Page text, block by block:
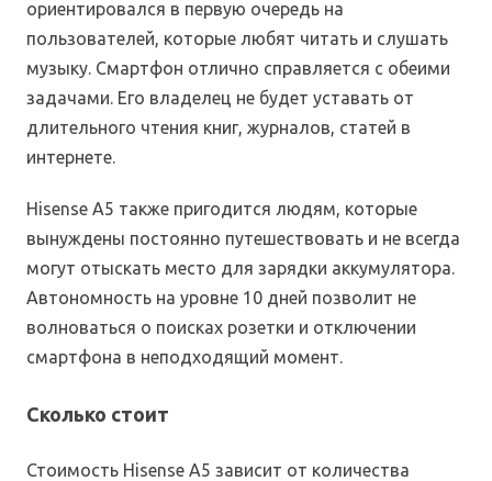
ориентировался в первую очередь на
пользователей, которые любят читать и слушать
музыку. Смартфон отлично справляется с обеими
задачами. Его владелец не будет уставать от
длительного чтения книг, журналов, статей в
интернете.
Hisense A5 также пригодится людям, которые
вынуждены постоянно путешествовать и не всегда
могут отыскать место для зарядки аккумулятора.
Автономность на уровне 10 дней позволит не
волноваться о поисках розетки и отключении
смартфона в неподходящий момент.
Сколько стоит
Стоимость Hisense A5 зависит от количества